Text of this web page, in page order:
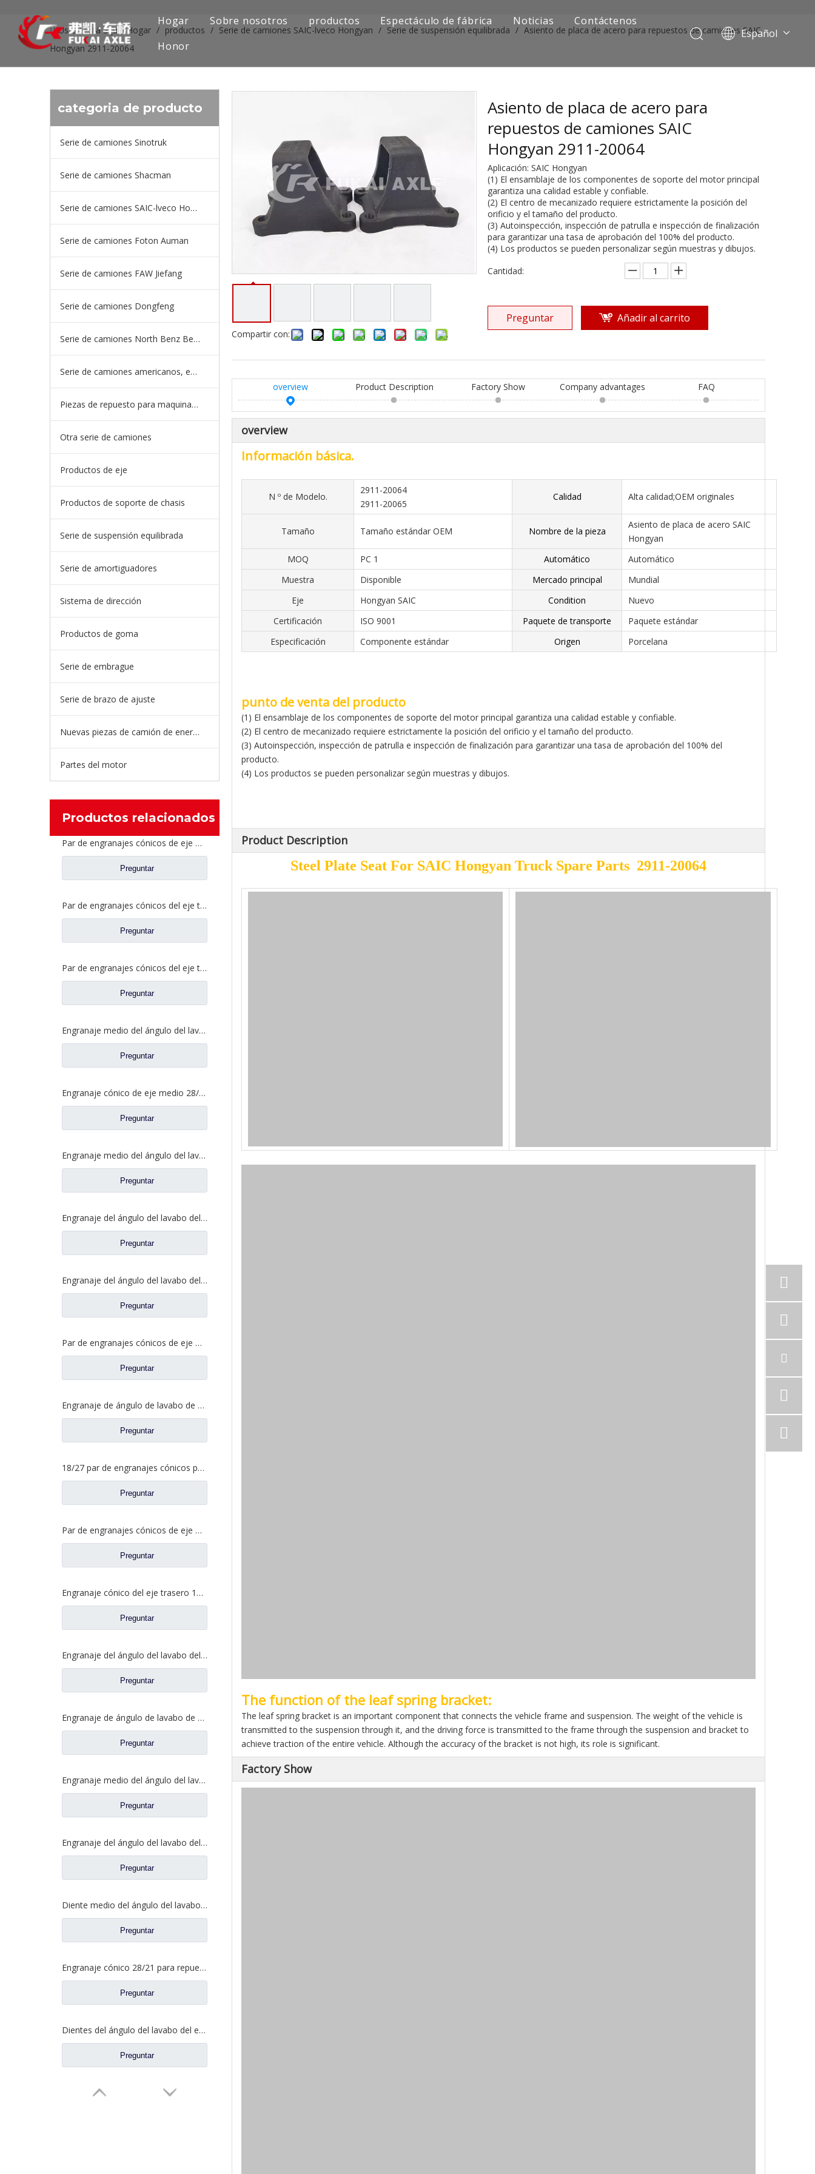
Hogar Sobre nosotros productos
Serie de camiones SAIC-lveco Hongyan
Serie de camiones FAW Jiefang
Serie de camiones Dongfeng
Serie de camiones europea y japonesa
Piezas de repuesto para maquinaria de ingeniería de camiones mineros
Espectáculo de fábrica Noticias
Contáctenos
Honor
Español
Pусский
Usted está aquí: Hogar / productos / Serie de camiones SAIC-lveco Hongyan / Serie de suspensión equilibrada / Asiento de placa de acero para repuestos de camiones SAIC
Hongyan 2911-20064
categoria de producto
Serie de camiones Sinotruk
Serie de camiones Shacman
Serie de camiones SAIC-lveco Hongyan
Serie de camiones Foton Auman
Serie de camiones FAW Jiefang
Serie de camiones Dongfeng
Serie de camiones North Benz Beiben
Serie de camiones americanos, europeos y japoneses
Piezas de repuesto para maquinaria de ingeniería de camiones mineros
Otra serie de camiones
Productos de eje
Productos de soporte de chasis
Serie de suspensión equilibrada
Serie de amortiguadores
Sistema de dirección
Productos de goma
Serie de embrague
Serie de brazo de ajuste
Nuevas piezas de camión de energía
Partes del motor
Productos relacionados
Par de engranajes cónicos de eje medio 27/18 para repuestos de camiones Ankai & BENZ Axle Foton Auman HFF2502040/41CK1BZ
Preguntar
Par de engranajes cónicos del eje trasero 21/28 para piezas de repuesto de camiones Ankai & BENZ Axle Foton Auman HFF2402038/39CK1BZ
Preguntar
Par de engranajes cónicos del eje trasero 18/27 para piezas de repuesto de camiones Ankai & BENZ Axle Foton Auman HFF2402040/41CK1BZ
Preguntar
Engranaje medio del ángulo del lavabo del puente para los recambios 42104456 del camión de SAIC Hongyan
Preguntar
Engranaje cónico de eje medio 28/21 para eje Ankai Benz, repuestos para camiones Foton Auman HFF2502038/39CK1BZ
Preguntar
Engranaje medio del ángulo del lavabo del puente para los recambios 5801845742 del camión de SAIC Hongyan
Preguntar
Engranaje del ángulo del lavabo del puente medio para los recambios 81.35199.6535 de Shamcan DelongTruck
Preguntar
Engranaje del ángulo del lavabo del puente trasero para los repuestos 81.35199.6554 de Shamcan DelongTruck
Preguntar
Par de engranajes cónicos de eje medio 28/21 para piezas de repuesto de camión A0E Axle FAW Jiefang 2502036/037-A0E
Preguntar
Engranaje de ángulo de lavabo de puente medio para Shamcan DelongTruck repuestos 81.35199.6587
Preguntar
18/27 par de engranajes cónicos para Dena Axle Dongfeng T-Lift Truck repuestos 2502ZHS1827-025/026
Preguntar
Par de engranajes cónicos de eje medio 15/29 para Ankai & Benz Axle Foton Auman North Benz Beiben Truck repuestos A3463535310
Preguntar
Engranaje cónico del eje trasero 15/29 para Ankai & Benz Axle Foton Auman North Benz Beiben Truck repuestos 24.02.101
Preguntar
Engranaje del ángulo del lavabo del eje trasero para los recambios 81.35199.6532 de Shamcan AulongTruck
Preguntar
Engranaje de ángulo de lavabo de puente medio para Shamcan AulongTruck repuestos DZ9112320689
Preguntar
Engranaje medio del ángulo del lavabo del puente para los recambios WG7121320252 del camión de Sinotruk Steyr
Preguntar
Engranaje del ángulo del lavabo del eje trasero para los recambios del camión de Sinotruk Steyr 199012320177
Preguntar
Diente medio del ángulo del lavabo del puente para los recambios AZ9981320154 del camión de Sinotruk Howo AC16
Preguntar
Engranaje cónico 28/21 para repuestos de camiones North Benz Beiben A3463502939
Preguntar
Dientes del ángulo del lavabo del eje trasero para los recambios AZ9981320157 del camión de Sinotruk Howo AC16
Preguntar
Compartir con:
Asiento de placa de acero para
repuestos de camiones SAIC
Hongyan 2911-20064
Aplicación: SAIC Hongyan
(1) El ensamblaje de los componentes de soporte del motor principal
garantiza una calidad estable y confiable.
(2) El centro de mecanizado requiere estrictamente la posición del
orificio y el tamaño del producto.
(3) Autoinspección, inspección de patrulla e inspección de finalización
para garantizar una tasa de aprobación del 100% del producto.
(4) Los productos se pueden personalizar según muestras y dibujos.
Cantidad:
Preguntar Añadir al carrito
overview Product Description Factory Show Company advantages FAQ
overview
Información básica.
N º de Modelo.
2911-20064
2911-20065
Calidad Alta calidad;OEM originales
Tamaño Tamaño estándar OEM Nombre de la pieza
Asiento de placa de acero SAIC
Hongyan
MOQ
PC 1 Automático
Automático
Muestra
Disponible Mercado principal
Mundial
Eje
Hongyan SAIC Condition
Nuevo
Certificación
ISO 9001 Paquete de transporte
Paquete estándar
Especificación
Componente estándar Origen Porcelana
punto de venta del producto
(1) El ensamblaje de los componentes de soporte del motor principal garantiza una calidad estable y confiable.
(2) El centro de mecanizado requiere estrictamente la posición del orificio y el tamaño del producto.
(3) Autoinspección, inspección de patrulla e inspección de finalización para garantizar una tasa de aprobación del 100% del
producto.
(4) Los productos se pueden personalizar según muestras y dibujos.
Product Description
Steel Plate Seat For SAIC Hongyan Truck Spare Parts 2911-20064
The function of the leaf spring bracket:
The leaf spring bracket is an important component that connects the vehicle frame and suspension. The weight of the vehicle is
transmitted to the suspension through it, and the driving force is transmitted to the frame through the suspension and bracket to
achieve traction of the entire vehicle. Although the accuracy of the bracket is not high, its role is significant.
Factory Show